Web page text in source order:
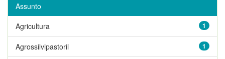
Assunto
1
Agricultura
1
Agrossilvipastoril